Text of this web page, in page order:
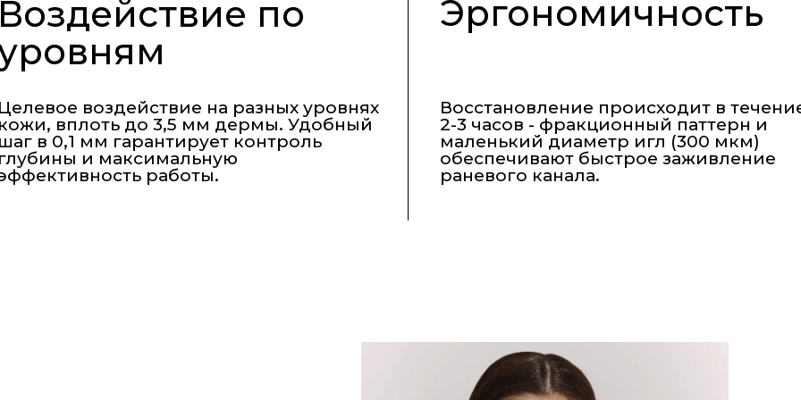
по
воздействие на разных уровнях
вплоть до 3,5 мм дермы. Удобный
в 0,1 мм гарантирует контроль
и максимальную
работы.
Эргономичность
Восстановление происходит в
2-3 часов - фракционный паттерн и
маленький диаметр игл (300 мкм)
обеспечивают быстрое заживление
раневого канала.